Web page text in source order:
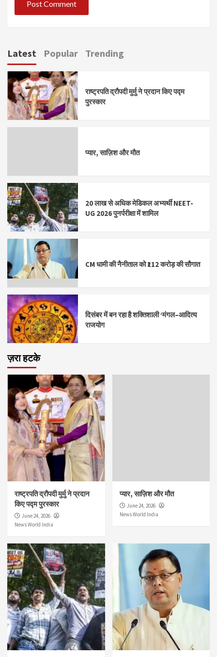
Latest Popular Trending
राष्ट्रपति द्रौपदी मुर्मु ने प्रदान किए पद्म
पुरस्कार
प्यार, साज़िश और मौत
20 लाख से अधिक मेडिकल अभ्यर्थी NEET-
UG 2026 पुनर्परीक्षा में शामिल
CM धामी की नैनीताल को ₹112 करोड़ की सौगात
दिसंबर में बन रहा है शक्तिशाली ‘मंगल–आदित्य
राजयोग
ज़रा हटके
राष्ट्रपति द्रौपदी मुर्मु ने प्रदान
किए पद्म पुरस्कार
June 24, 2026
News World India
प्यार, साज़िश और मौत
June 24, 2026
News World India